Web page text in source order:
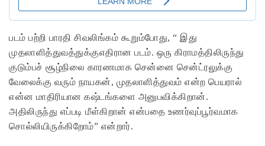
படம் பற்றி பாரதி சிவலிங்கம் கூறும்போது, “ இது
முதலாளித்துவத்துக்குஎதிரான படம். ஒரு கிராமத்திலிருந்து
குடும்பச் சூழ்நிலை காரணமாக சென்னை சென்ட்ரலுக்கு
வேலைக்கு வரும் நாயகன், முதலாளித்துவம் என்ற பெயரால்
என்ன மாதிரியான கஷ்டங்களை அனுபவிக்கிறான்.
அதிலிருந்து எப்படி மீள்கிறான் என்பதை உணர்வுப்பூர்வமாக
சொல்லியிருக்கிறோம்” என்றார்.